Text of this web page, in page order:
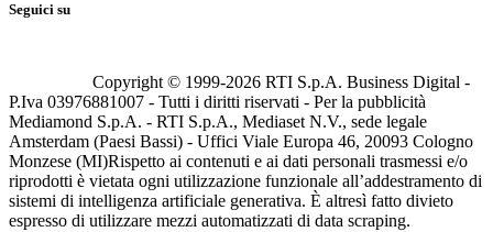
Seguici su
Copyright © 1999-2026 RTI S.p.A. Business Digital -
P.Iva 03976881007 - Tutti i diritti riservati - Per la pubblicità
Mediamond S.p.A. - RTI S.p.A., Mediaset N.V., sede legale
Amsterdam (Paesi Bassi) - Uffici Viale Europa 46, 20093 Cologno
Monzese (MI)Rispetto ai contenuti e ai dati personali trasmessi e/o
riprodotti è vietata ogni utilizzazione funzionale all’addestramento di
sistemi di intelligenza artificiale generativa. È altresì fatto divieto
espresso di utilizzare mezzi automatizzati di data scraping.